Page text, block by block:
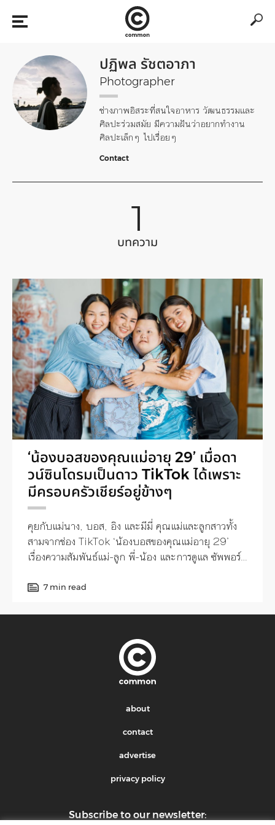
ปฏิพล รัชตอาภา
Photographer
ช่างภาพอิสระที่สนใจอาหาร วัฒนธรรมและ
ศิลปะร่วมสมัย มีความฝันว่าอยากทำงาน
ศิลปะเล็กๆ ไปเรื่อยๆ
Contact
1
บทความ
‘น้องบอสของคุณแม่อายุ 29’ เมื่อดา
วน์ซินโดรมเป็นดาว TikTok ได้เพราะ
มีครอบครัวเชียร์อยู่ข้างๆ
คุยกับแม่นาง, บอส, อิง และมีมี่ คุณแม่และลูกสาวทั้ง
สามจากช่อง TikTok ‘น้องบอสของคุณแม่อายุ 29’
เรื่องความสัมพันธ์แม่-ลูก พี่-น้อง และการดูแล ซัพพอร์ต
ดังในโลก TikTok
7 min read
about
contact
advertise
privacy policy
Subscribe to our newsletter: